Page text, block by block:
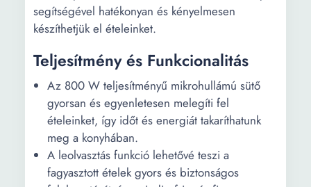
segítségével hatékonyan és kényelmesen
készíthetjük el ételeinket.
Teljesítmény és Funkcionalitás
Az 800 W teljesítményű mikrohullámú sütő
gyorsan és egyenletesen melegíti fel
ételeinket, így időt és energiát takaríthatunk
meg a konyhában.
A leolvasztás funkció lehetővé teszi a
fagyasztott ételek gyors és biztonságos